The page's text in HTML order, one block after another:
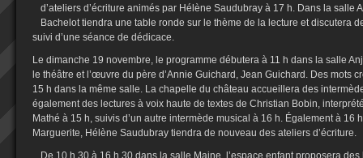
d’ateliers d’écriture animés par Hélène Saudubray à 17 h. Dans la salle
Bachelot tiendra une table ronde sur le thème de la lecture et discutera
suivi d’une séance de dédicace.
Le dimanche 19 novembre, le programme débutera à 11 h dans la salle
le théâtre et l’œuvre du père d’Annie Guichard, Jean Guichard. Des mots
15 h dans la même salle. La chapelle du château accueillera des
également des lectures à voix haute de textes de Christian Bobin,
Mathé à 15 h, suivis d’un autre intermède musical à 16 h. Également à 16
Marguerite, Hélène Saudubray tiendra de nouveau des ateliers d’écriture.
De 10 h 30 à 16 h 30 dans la salle Maine, l’espace enfant proposera